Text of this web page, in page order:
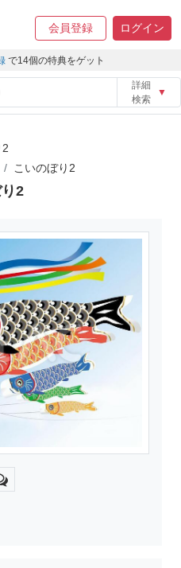
会員登録 ログイン
で14個の特典をゲット
詳細
検索
▼
2
こいのぼり2
2